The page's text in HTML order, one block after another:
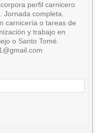
perfil carnicero
Jornada completa.
carnicería o tareas de
y trabajo en
o Santo Tomé.